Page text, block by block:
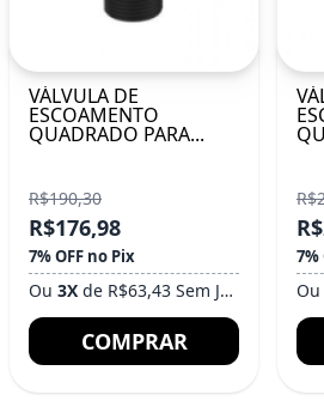
VÁLVULA DE
ESCOAMENTO
QUADRADO PARA...
R$190,30
R$176,98
7% OFF no Pix
Ou 3X de R$63,43 Sem Juros
COMPRAR
7%
Ou